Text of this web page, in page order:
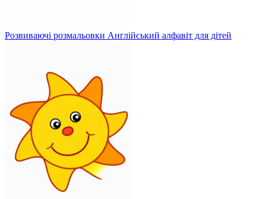
Розвиваючі розмальовки Англійський алфавіт для дітей